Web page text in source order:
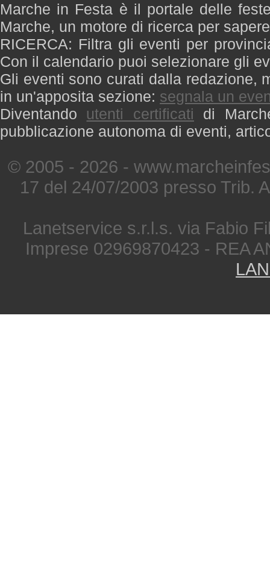
Marche in Festa è il portale delle
Marche, un motore di ricerca per
RICERCA: Filtra gli eventi per
Con il calendario puoi selezionare gli
Gli eventi sono curati dalla redazione,
in un'apposita sezione: segnala un
Diventando utenti certificati di
pubblicazione autonoma di eventi,
© 2005 - 2026 -
17 del 24/07/2003 presso Trib.
Lanetservice s.r.l.s. via Fabio
Imprese 02969870423 - REA